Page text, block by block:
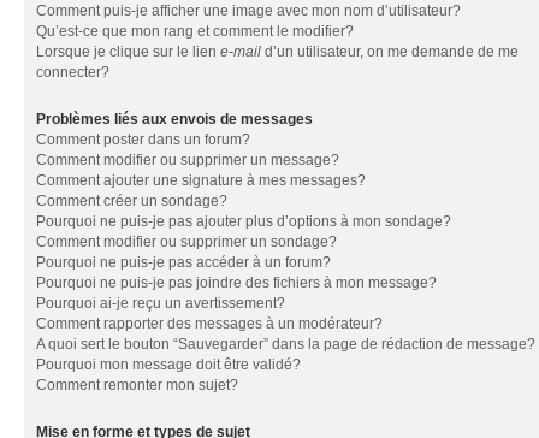
Comment puis-je afficher une image avec mon nom d’utilisateur?
Qu’est-ce que mon rang et comment le modifier?
Lorsque je clique sur le lien e-mail d’un utilisateur, on me demande de me
connecter?
Problèmes liés aux envois de messages
Comment poster dans un forum?
Comment modifier ou supprimer un message?
Comment ajouter une signature à mes messages?
Comment créer un sondage?
Pourquoi ne puis-je pas ajouter plus d’options à mon sondage?
Comment modifier ou supprimer un sondage?
Pourquoi ne puis-je pas accéder à un forum?
Pourquoi ne puis-je pas joindre des fichiers à mon message?
Pourquoi ai-je reçu un avertissement?
Comment rapporter des messages à un modérateur?
A quoi sert le bouton “Sauvegarder” dans la page de rédaction de message?
Pourquoi mon message doit être validé?
Comment remonter mon sujet?
Mise en forme et types de sujet